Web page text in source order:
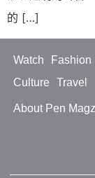
的 […]
Watch Fashion
Culture
Travel
About Pen